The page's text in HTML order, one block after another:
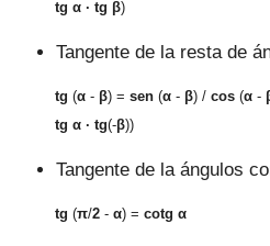
tg α · tg β)
Tangentede la resta de
tg (α - β) = sen (α - β) / cos (α -
tg α · tg(-β))
Tangentede laángulos
tg (π/2 - α) = cotg α